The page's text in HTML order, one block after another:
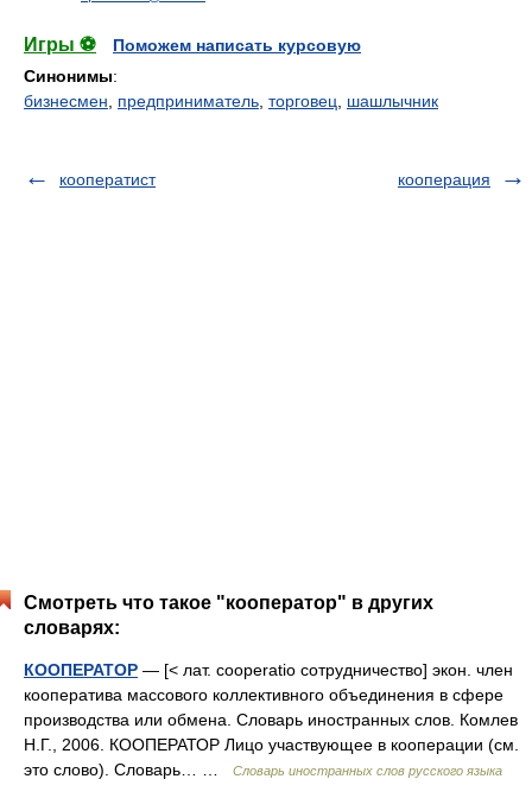
Игры ⚽
Поможем написать курсовую
Синонимы:
бизнесмен
предприниматель торговец шашлычник
кооператист кооперация
Смотреть что такое "кооператор" в других
словарях:
КООПЕРАТОР — [< лат. cooperatio сотрудничество] экон. член
кооператива массового коллективного объединения в сфере
производства или обмена. Словарь иностранных слов. Комлев
Н.Г., 2006. КООПЕРАТОР Лицо участвующее в кооперации (см.
это слово). Словарь… …
Словарь иностранных слов русского языка